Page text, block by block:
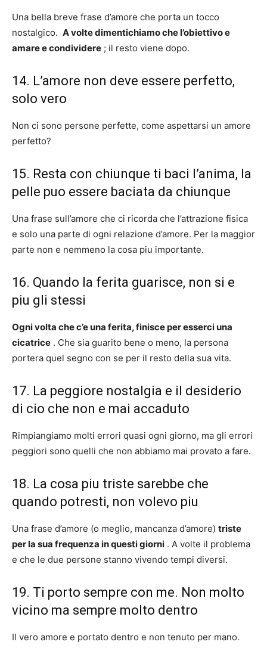
Una bella breve frase d’amore che porta un tocco
nostalgico. A volte dimentichiamo che l’obiettivo e
amare e condividere ; il resto viene dopo.
14. L’amore non deve essere perfetto,
solo vero
Non ci sono persone perfette, come aspettarsi un amore
perfetto?
15. Resta con chiunque ti baci l’anima, la
pelle puo essere baciata da chiunque
Una frase sull’amore che ci ricorda che l’attrazione fisica
e solo una parte di ogni relazione d’amore. Per la maggior
parte non e nemmeno la cosa piu importante.
16. Quando la ferita guarisce, non si e
piu gli stessi
Ogni volta che c’e una ferita, finisce per esserci una
cicatrice . Che sia guarito bene o meno, la persona
portera quel segno con se per il resto della sua vita.
17. La peggiore nostalgia e il desiderio
di cio che non e mai accaduto
Rimpiangiamo molti errori quasi ogni giorno, ma gli errori
peggiori sono quelli che non abbiamo mai provato a fare.
18. La cosa piu triste sarebbe che
quando potresti, non volevo piu
Una frase d’amore (o meglio, mancanza d’amore) triste
per la sua frequenza in questi giorni . A volte il problema
e che le due persone stanno vivendo tempi diversi.
19. Ti porto sempre con me. Non molto
vicino ma sempre molto dentro
Il vero amore e portato dentro e non tenuto per mano.